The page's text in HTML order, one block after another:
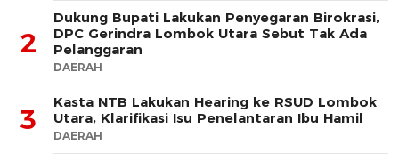
2
Dukung Bupati Lakukan Penyegaran Birokrasi,
DPC Gerindra Lombok Utara Sebut Tak Ada
Pelanggaran
DAERAH
3
Kasta NTB Lakukan Hearing ke RSUD Lombok
Utara, Klarifikasi Isu Penelantaran Ibu Hamil
DAERAH